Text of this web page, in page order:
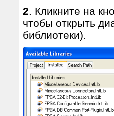
2. Кликните на
чтобы открыть
библиотеки).